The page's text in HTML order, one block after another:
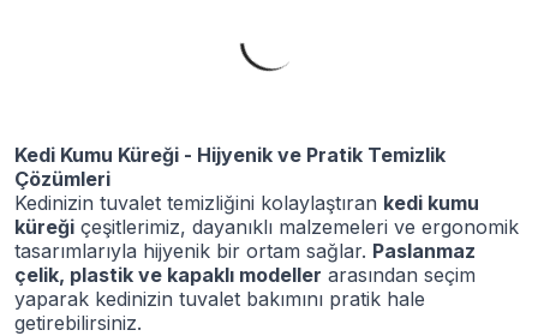
Kedi Kumu Küreği - Hijyenik ve Pratik Temizlik
Çözümleri
Kedinizin tuvalet temizliğini kolaylaştıran kedi kumu
küreği çeşitlerimiz, dayanıklı malzemeleri ve ergonomik
tasarımlarıyla hijyenik bir ortam sağlar. Paslanmaz
çelik, plastik ve kapaklı modeller arasından seçim
yaparak kedinizin tuvalet bakımını pratik hale
getirebilirsiniz.